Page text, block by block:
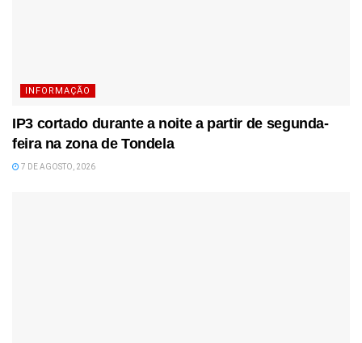
INFORMAÇÃO
IP3 cortado durante a noite a partir de segunda-
feira na zona de Tondela
7 DE AGOSTO, 2026